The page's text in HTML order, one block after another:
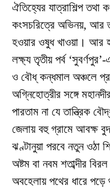
ঐতিহ্যের যাত্রাশিল্প তথা
কংসচরিত্রে অভিনয়, আর
হওয়ার ওষুধ খাওয়া। আর
লক্ষ্য তৃতীয় পর্ব
ও বৌধ্ কন্ধমাল অঞ্চলে
অগ্নিহোত্রীর সঙ্গে
পারতাম না যে তান্ত্রিক
জেলায় বহু গ্রামে আবক্ষ
ঝণ্টানুয়া পরবে নতুন ওঠা
অষ্টম বা নবম শতাব্দীর
অবহেলায় পথের ধারে পড়ে